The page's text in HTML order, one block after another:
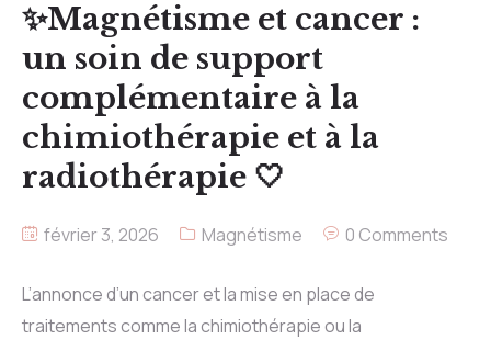
✨Magnétisme et cancer :
un soin de support
complémentaire à la
chimiothérapie et à la
radiothérapie 🤍
février 3, 2026 Magnétisme 0 Comments
L’annonce d’un cancer et la mise en place de
traitements comme la chimiothérapie ou la